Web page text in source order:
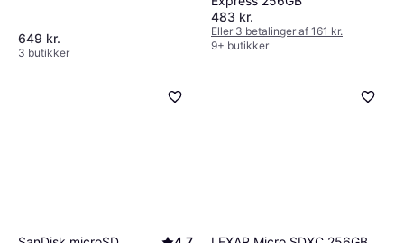
649 kr.
3 butikker
483 kr.
Eller 3 betalinger af 161 kr.
9+ butikker